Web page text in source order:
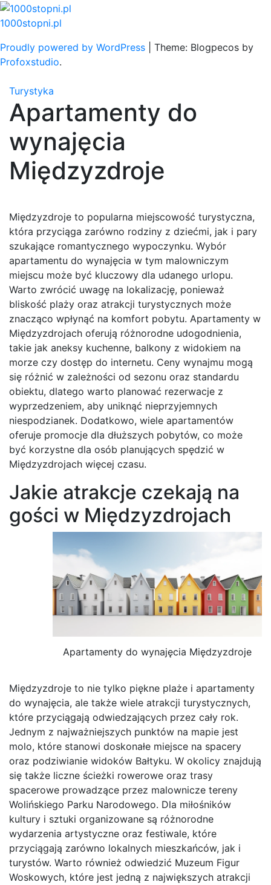
Skip
to
1000stopni.pl
Proudly powered by WordPress
Theme: Blogpecos by
Profoxstudio.
Turystyka
Apartamenty do
wynajęcia
Międzyzdroje
Międzyzdroje to popularna miejscowość turystyczna,
która przyciąga zarówno rodziny z dziećmi, jak i pary
szukające romantycznego wypoczynku. Wybór
apartamentu do wynajęcia w tym malowniczym
miejscu może być kluczowy dla udanego urlopu.
Warto zwrócić uwagę na lokalizację, ponieważ
bliskość plaży oraz atrakcji turystycznych może
znacząco wpłynąć na komfort pobytu. Apartamenty w
Międzyzdrojach oferują różnorodne udogodnienia,
takie jak aneksy kuchenne, balkony z widokiem na
morze czy dostęp do internetu. Ceny wynajmu mogą
się różnić w zależności od sezonu oraz standardu
obiektu, dlatego warto planować rezerwacje z
wyprzedzeniem, aby uniknąć nieprzyjemnych
niespodzianek. Dodatkowo, wiele apartamentów
oferuje promocje dla dłuższych pobytów, co może
być korzystne dla osób planujących spędzić w
Międzyzdrojach więcej czasu.
Jakie atrakcje czekają na
gości w Międzyzdrojach
Apartamenty do wynajęcia Międzyzdroje
Międzyzdroje to nie tylko piękne plaże i apartamenty
do wynajęcia, ale także wiele atrakcji turystycznych,
które przyciągają odwiedzających przez cały rok.
Jednym z najważniejszych punktów na mapie jest
molo, które stanowi doskonałe miejsce na spacery
oraz podziwianie widoków Bałtyku. W okolicy znajdują
się także liczne ścieżki rowerowe oraz trasy
spacerowe prowadzące przez malownicze tereny
Wolińskiego Parku Narodowego. Dla miłośników
kultury i sztuki organizowane są różnorodne
wydarzenia artystyczne oraz festiwale, które
przyciągają zarówno lokalnych mieszkańców, jak i
turystów. Warto również odwiedzić Muzeum Figur
Woskowych, które jest jedną z największych atrakcji